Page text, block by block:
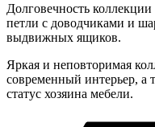
Долговечность
петли с доводчиками и
выдвижных ящиков.
Яркая и неповторимая
современный интерьер, а
статус хозяина мебели.